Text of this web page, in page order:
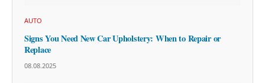
AUTO
Signs You Need New Car Upholstery: When to Repair or
Replace
08.08.2025